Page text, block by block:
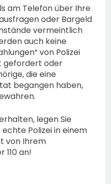
am Telefon über Ihre
oder Bargeld
vermeintlich
auch keine
von Polizei
gefordert oder
die eine
begangen haben,
legen Sie
Polizei in einem
von Ihrem
an!